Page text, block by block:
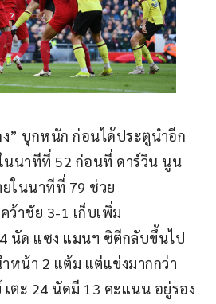
” บุกหนัก ก่อนได้ประตูนำอีก
นนาทีที่ 52 ก่อนที่ ดาร์วิน นูน
ในนาทีที่ 79 ช่วย
ว้าชัย 3-1 เก็บเพิ่ม
นัด แซง แมนฯ ซิตีกลับขึ้นไป
หน้า 2 แต้ม แต่แข่งมากกว่า
เตะ 24 นัดมี 13 คะแนน อยู่รอง